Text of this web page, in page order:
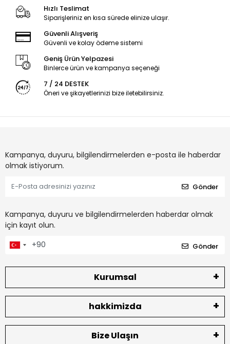
Hızlı Teslimat
Siparişleriniz en kısa sürede elinize ulaşır.
Güvenli Alışveriş
Güvenli ve kolay ödeme sistemi
Geniş Ürün Yelpazesi
Binlerce ürün ve kampanya seçeneği
7 / 24 DESTEK
Öneri ve şikayetlerinizi bize iletebilirsiniz.
Kampanya, duyuru, bilgilendirmelerden e-posta ile haberdar
olmak istiyorum.
Gönder
Kampanya, duyuru ve bilgilendirmelerden haberdar olmak
için kayıt olun.
Gönder
Kurumsal
hakkimizda
Bize Ulaşın